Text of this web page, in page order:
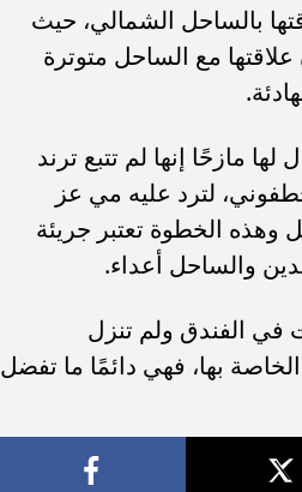
بالساحل الشمالي، حيث
مع الساحل متوترة
مازحًا إنها لم تتبع ترند
لترد عليه مي عز
الخطوة تعتبر جريئة
والساحل أعداء.
في الفندق ولم تنزل
بها، فهي دائمًا ما تفضل